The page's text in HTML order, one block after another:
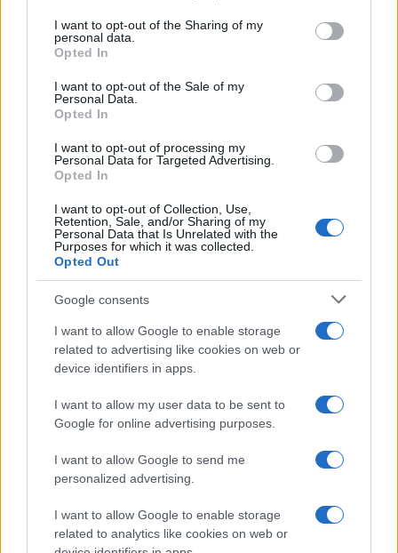
not limited to your visit or usage behaviour. You may click to
grant or deny consent to Google and its third-party tags to
use your data for below specified purposes in below Google
consent section.
I want to opt-out of the Sharing of my
personal data.
Opted In
I want to opt-out of the Sale of my
Personal Data.
Opted In
I want to opt-out of processing my
Personal Data for Targeted Advertising.
Opted In
I want to opt-out of Collection, Use,
Retention, Sale, and/or Sharing of my
Personal Data that Is Unrelated with the
Purposes for which it was collected.
Opted Out
Google consents
I want to allow Google to enable storage
related to advertising like cookies on web or
device identifiers in apps.
I want to allow my user data to be sent to
Google for online advertising purposes.
I want to allow Google to send me
personalized advertising.
I want to allow Google to enable storage
related to analytics like cookies on web or
REPTILES Y ANFIBIOS
Guía completa de primeros auxilios para reptiles:
REPTILES Y ANFIBIOS